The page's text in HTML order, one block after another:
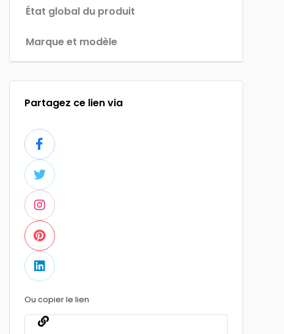
État global du produit
Marque et modèle
Partagez ce lien via
Ou copier le lien